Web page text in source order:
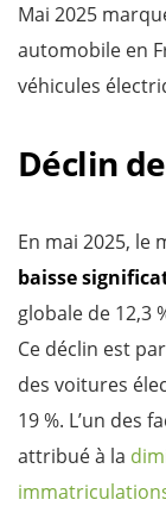
Mai 2025
automobile en
véhicules
Déclin
En mai 2025, le
baisse
globale de 12,3
Ce déclin est
des voitures
19 %. L’un des
attribué à la